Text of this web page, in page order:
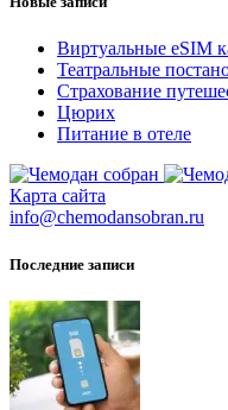
Виртуальные eSIM
Театральные
Страхование
Цюрих
Питание в отеле
Карта сайта
info@chemodansobran.ru
Последние записи